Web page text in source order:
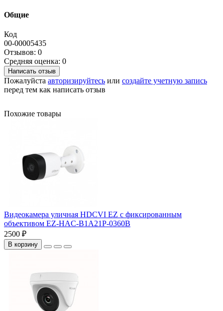
Общие
Код
00-00005435
Отзывов: 0
Средняя оценка: 0
Написать отзыв
Пожалуйста авторизируйтесь или создайте учетную запись
перед тем как написать отзыв
Похожие товары
Видеокамера уличная HDCVI EZ с фиксированным
объективом EZ-HAC-B1A21P-0360B
2500 ₽
В корзину